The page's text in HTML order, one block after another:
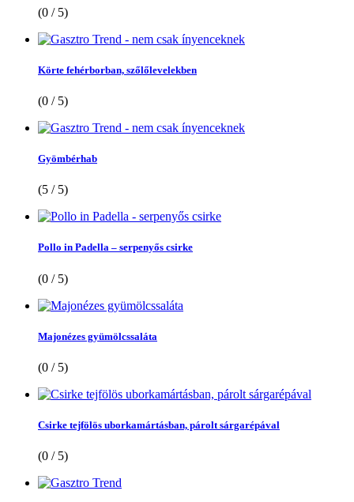
(0 / 5)
Körte fehérborban, szőlőlevelekben
(0 / 5)
Gyömbérhab
(5 / 5)
Pollo in Padella – serpenyős csirke
(0 / 5)
Majonézes gyümölcssaláta
(0 / 5)
Csirke tejfölös uborkamártásban, párolt sárgarépával
(0 / 5)